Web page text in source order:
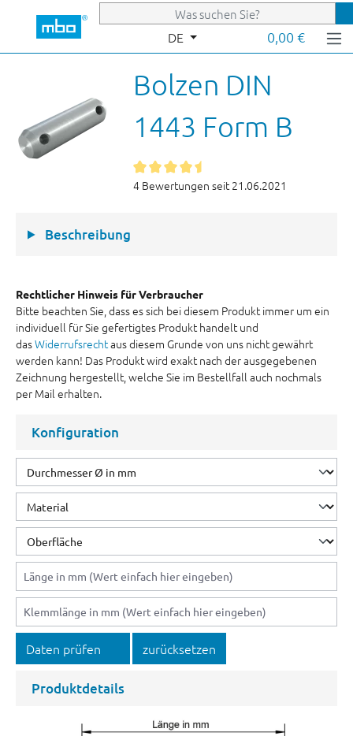
Zum Hauptinhalt springen
DE 0,00 €
Bolzen DIN
1443 Form B
4 Bewertungen seit 21.06.2021
Beschreibung
Rechtlicher Hinweis für Verbraucher
Bitte beachten Sie, dass es sich bei diesem Produkt immer um ein
individuell für Sie gefertigtes Produkt handelt und
dasWiderrufsrechtaus diesem Grunde von uns nicht gewährt
werden kann! Das Produkt wird exakt nach der ausgegebenen
Zeichnung hergestellt, welche Sie im Bestellfall auch nochmals
per Mail erhalten.
Konfiguration
Daten prüfen zurücksetzen
Produktdetails